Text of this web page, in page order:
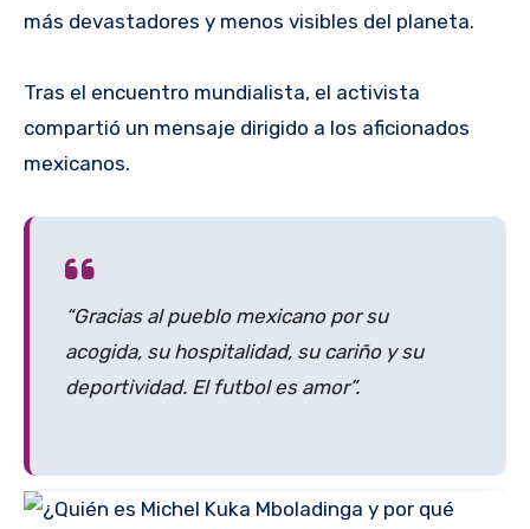
más devastadores y menos visibles del planeta.
Tras el encuentro mundialista, el activista
compartió un mensaje dirigido a los aficionados
mexicanos.
“Gracias al pueblo mexicano por su
acogida, su hospitalidad, su cariño y su
deportividad. El futbol es amor”.